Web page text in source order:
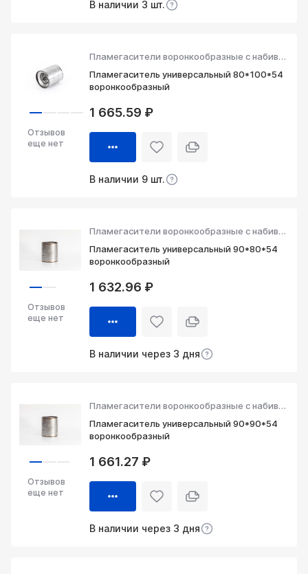
В наличии 3 шт.
Пламегасители воронкообразные с набивкой
Пламегаситель универсальный 80*100*54
воронкообразный
Отзывов
еще нет
1 665.59 ₽
В наличии 9 шт.
Пламегасители воронкообразные с набивкой
Пламегаситель универсальный 90*80*54
воронкообразный
Отзывов
еще нет
1 632.96 ₽
В наличии через 3 дня
Пламегасители воронкообразные с набивкой
Пламегаситель универсальный 90*90*54
воронкообразный
Отзывов
еще нет
1 661.27 ₽
В наличии через 3 дня